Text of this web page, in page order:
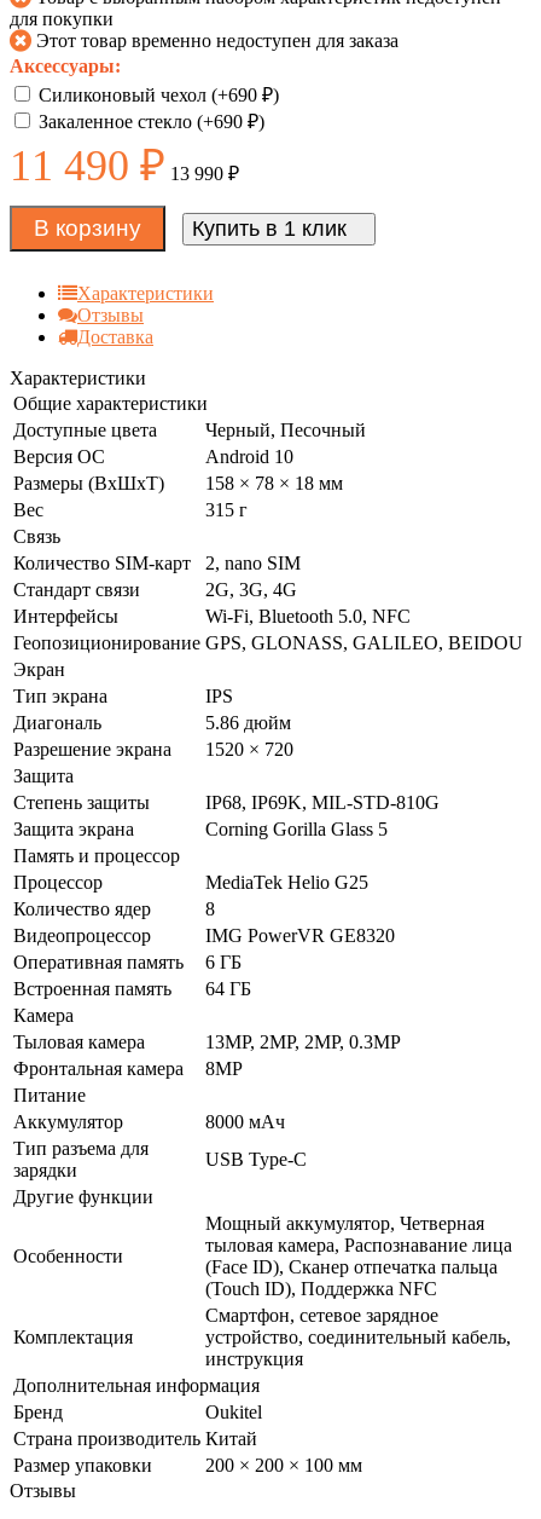
для покупки
Этот товар временно недоступен для заказа
Аксессуары:
Силиконовый чехол (+690 ₽)
Закаленное стекло (+690 ₽)
11 490 ₽ 13 990 ₽
В корзину Купить в 1 клик
Характеристики
Отзывы
Доставка
Характеристики
Общие характеристики
Доступные цвета
Черный, Песочный
Версия ОС
Android 10
Размеры (ВxШxТ)
158 × 78 × 18 мм
Вес
315 г
Связь
Количество SIM-карт
2, nano SIM
Стандарт связи
2G, 3G, 4G
Интерфейсы
Wi-Fi, Bluetooth 5.0, NFC
Геопозиционирование GPS, GLONASS, GALILEO, BEIDOU
Экран
Тип экрана
IPS
Диагональ
5.86 дюйм
Разрешение экрана
1520 × 720
Защита
Степень защиты
IP68, IP69K, MIL-STD-810G
Защита экрана
Corning Gorilla Glass 5
Память и процессор
Процессор
MediaTek Helio G25
Количество ядер
8
Видеопроцессор
IMG PowerVR GE8320
Оперативная память
6 ГБ
Встроенная память
64 ГБ
Камера
Тыловая камера
13MP, 2MP, 2MP, 0.3MP
Фронтальная камера
8MP
Питание
Аккумулятор
8000 мАч
Тип разъема для
зарядки
USB Type-C
Другие функции
Особенности
Мощный аккумулятор, Четверная
тыловая камера, Распознавание лица
(Face ID), Сканер отпечатка пальца
(Touch ID), Поддержка NFC
Комплектация
Смартфон, сетевое зарядное
устройство, соединительный кабель,
инструкция
Дополнительная информация
Бренд
Oukitel
Страна производитель Китай
Размер упаковки
200 × 200 × 100 мм
Отзывы